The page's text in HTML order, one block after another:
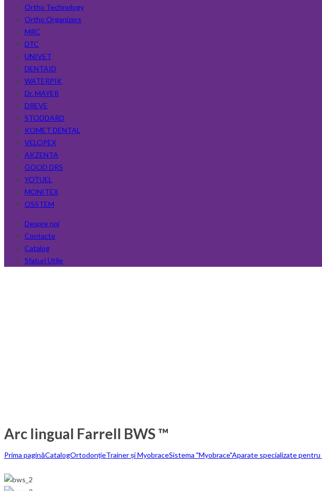
Ortho Technology
Ortho Organizers
MRC
DTC
UNIVET
DENTAID
WATERPIK
Dr. MAYER
DREVE
STODDARD
KOMET DENTAL
VELOPEX
AKZENTA
GOOD DRS
YOTUEL
MONITEX
OSSTEM
Despre noi
Contacte
Catalog
Sfaturi Utile
Arc lingual Farrell BWS ™
Prima paginăCatalogOrtodonțieTrainer și MyobraceSistema "Myobrace"Aparate specializate